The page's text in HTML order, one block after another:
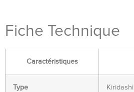
Fiche Technique
Caractéristiques
Type Kiridashi